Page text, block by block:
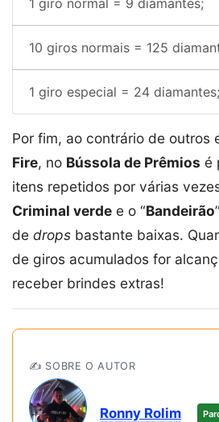
10 giros normais = 125
1 giro especial = 24 diamantes;
Por fim, ao contrário de outros
Fire, no Bússola de Prêmios é
itens repetidos por várias
Criminal verde e o “Bandeirão
de drops bastante baixas.
de giros acumulados for
receber brindes extras!
✍️ SOBRE O AUTOR
Ronny Rolim